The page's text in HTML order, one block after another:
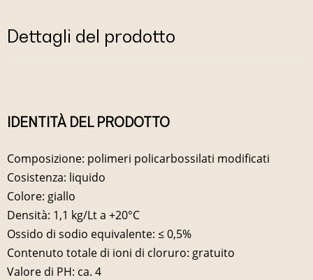
Dettagli del prodotto
IDENTITÀ DEL PRODOTTO
Composizione: polimeri policarbossilati modificati
Cosistenza: liquido
Colore: giallo
Densità: 1,1 kg/Lt a +20°C
Ossido di sodio equivalente: ≤ 0,5%
Contenuto totale di ioni di cloruro: gratuito
Valore di PH: ca. 4